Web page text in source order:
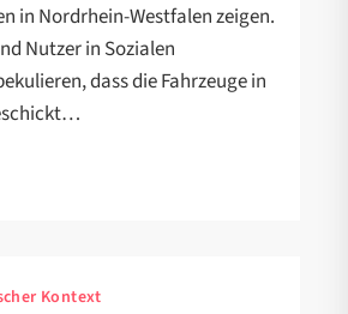
in Nordrhein-Westfalen zeigen.
Nutzer in Sozialen
dass die Fahrzeuge in
Kontext